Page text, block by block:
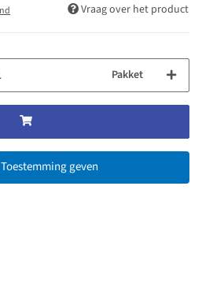
Vraag over het product
Pakket
Toestemming geven